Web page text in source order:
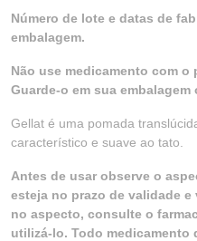
Número de lote e datas de
embalagem.
Não use medicamento com
Guarde-o em sua embalagem
Gellat é uma pomada
característico e suave ao tato.
Antes de usar observe o
esteja no prazo de validade
no aspecto, consulte o
utilizá-lo. Todo medicamento